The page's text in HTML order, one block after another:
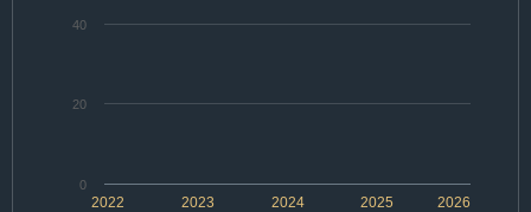
2022 2024 2026
2023 2025
0
20
40